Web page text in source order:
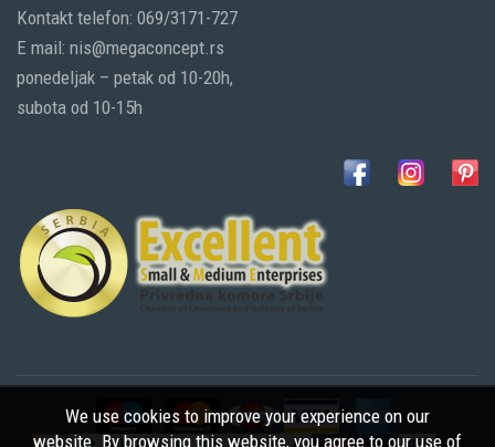
Kontakt telefon: 069/3171-727
E mail: nis@megaconcept.rs
ponedeljak – petak od 10-20h,
subota od 10-15h
We use cookies to improve your experience on our
website. By browsing this website, you agree to our use of